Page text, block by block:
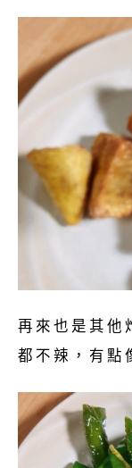
再來也是其他
都不辣，有點